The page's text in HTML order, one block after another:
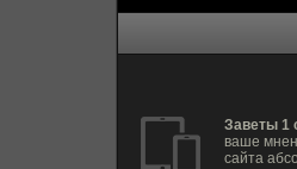
Заветы 1
ваше
сайта